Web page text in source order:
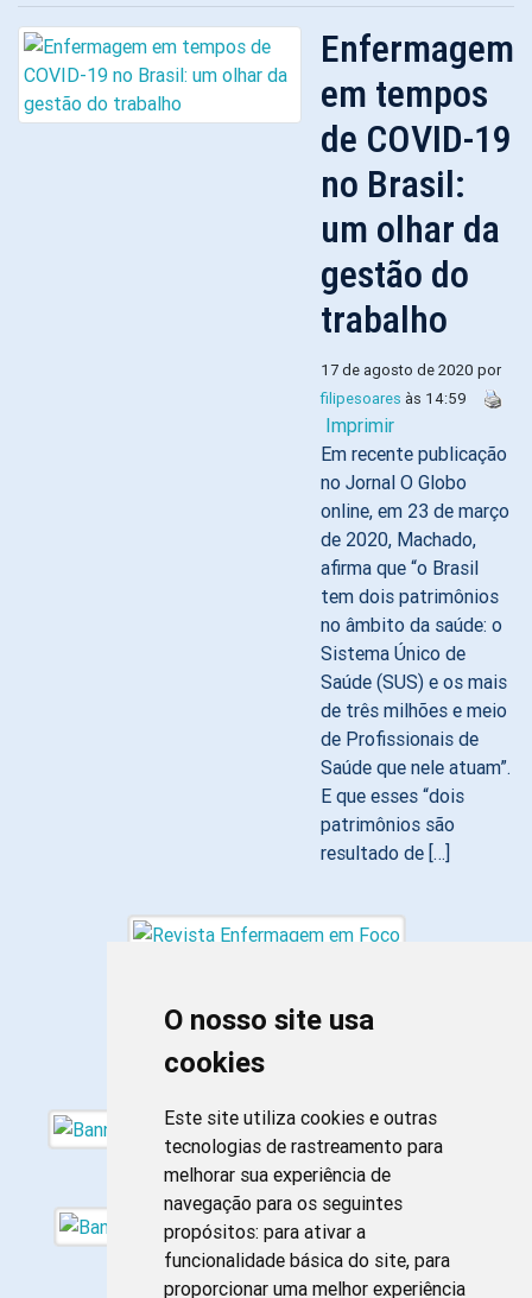
O nosso site usa
cookies
Este site utiliza cookies e outras
tecnologias de rastreamento para
melhorar sua experiência de
navegação para os seguintes
propósitos: para ativar a
funcionalidade básica do site, para
proporcionar uma melhor experiência
Enfermagem
em tempos
de COVID-19
no Brasil:
um olhar da
gestão do
trabalho
17 de agosto de 2020 por
filipesoares às 14:59
Imprimir
Em recente publicação
no Jornal O Globo
online, em 23 de março
de 2020, Machado,
afirma que “o Brasil
tem dois patrimônios
no âmbito da saúde: o
Sistema Único de
Saúde (SUS) e os mais
de três milhões e meio
de Profissionais de
Saúde que nele atuam”.
E que esses “dois
patrimônios são
resultado de […]